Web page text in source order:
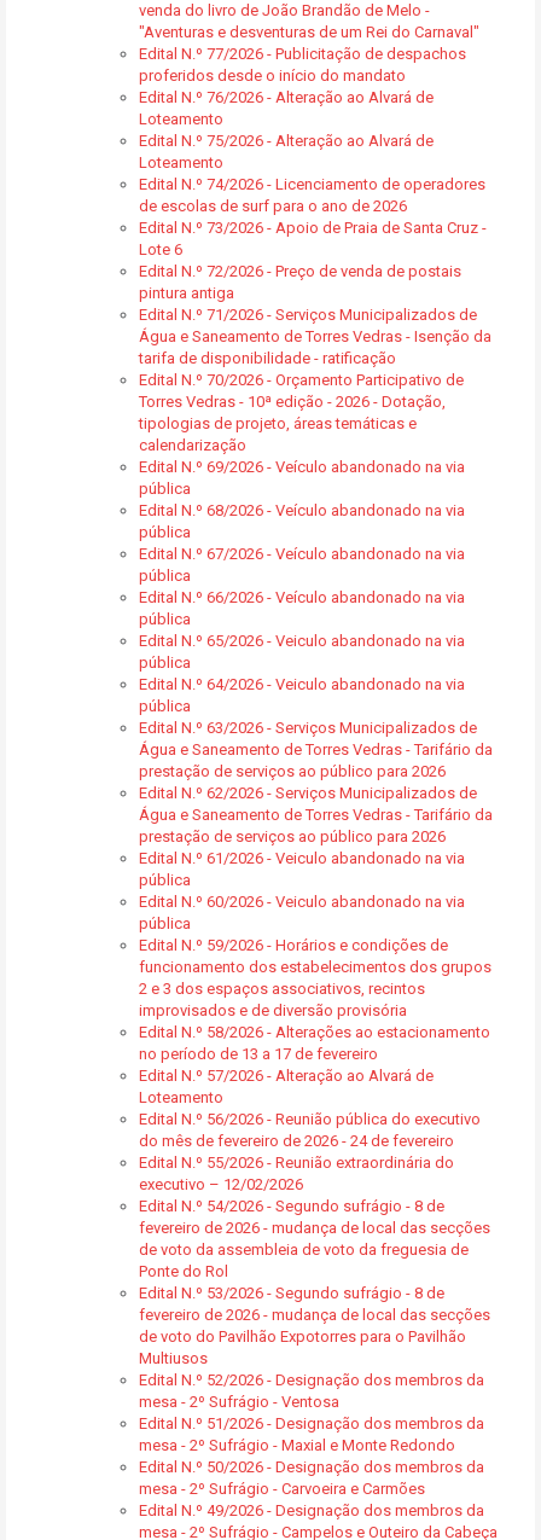
venda do livro de João Brandão de Melo -
"Aventuras e desventuras de um Rei do Carnaval"
Edital N.º 77/2026 - Publicitação de despachos
proferidos desde o início do mandato
Edital N.º 76/2026 - Alteração ao Alvará de
Loteamento
Edital N.º 75/2026 - Alteração ao Alvará de
Loteamento
Edital N.º 74/2026 - Licenciamento de operadores
de escolas de surf para o ano de 2026
Edital N.º 73/2026 - Apoio de Praia de Santa Cruz -
Lote 6
Edital N.º 72/2026 - Preço de venda de postais
pintura antiga
Edital N.º 71/2026 - Serviços Municipalizados de
Água e Saneamento de Torres Vedras - Isenção da
tarifa de disponibilidade - ratificação
Edital N.º 70/2026 - Orçamento Participativo de
Torres Vedras - 10ª edição - 2026 - Dotação,
tipologias de projeto, áreas temáticas e
calendarização
Edital N.º 69/2026 - Veículo abandonado na via
pública
Edital N.º 68/2026 - Veículo abandonado na via
pública
Edital N.º 67/2026 - Veículo abandonado na via
pública
Edital N.º 66/2026 - Veículo abandonado na via
pública
Edital N.º 65/2026 - Veiculo abandonado na via
pública
Edital N.º 64/2026 - Veiculo abandonado na via
pública
Edital N.º 63/2026 - Serviços Municipalizados de
Água e Saneamento de Torres Vedras - Tarifário da
prestação de serviços ao público para 2026
Edital N.º 62/2026 - Serviços Municipalizados de
Água e Saneamento de Torres Vedras - Tarifário da
prestação de serviços ao público para 2026
Edital N.º 61/2026 - Veiculo abandonado na via
pública
Edital N.º 60/2026 - Veiculo abandonado na via
pública
Edital N.º 59/2026 - Horários e condições de
funcionamento dos estabelecimentos dos grupos
2 e 3 dos espaços associativos, recintos
improvisados e de diversão provisória
Edital N.º 58/2026 - Alterações ao estacionamento
no período de 13 a 17 de fevereiro
Edital N.º 57/2026 - Alteração ao Alvará de
Loteamento
Edital N.º 56/2026 - Reunião pública do executivo
do mês de fevereiro de 2026 - 24 de fevereiro
Edital N.º 55/2026 - Reunião extraordinária do
executivo – 12/02/2026
Edital N.º 54/2026 - Segundo sufrágio - 8 de
fevereiro de 2026 - mudança de local das secções
de voto da assembleia de voto da freguesia de
Ponte do Rol
Edital N.º 53/2026 - Segundo sufrágio - 8 de
fevereiro de 2026 - mudança de local das secções
de voto do Pavilhão Expotorres para o Pavilhão
Multiusos
Edital N.º 52/2026 - Designação dos membros da
mesa - 2º Sufrágio - Ventosa
Edital N.º 51/2026 - Designação dos membros da
mesa - 2º Sufrágio - Maxial e Monte Redondo
Edital N.º 50/2026 - Designação dos membros da
mesa - 2º Sufrágio - Carvoeira e Carmões
Edital N.º 49/2026 - Designação dos membros da
mesa - 2º Sufrágio - Campelos e Outeiro da Cabeça